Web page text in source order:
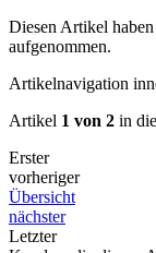
Diesen Artikel
aufgenommen.
Artikelnavigation
Artikel 1 von 2 in
Erster
vorheriger
Übersicht
nächster
Letzter